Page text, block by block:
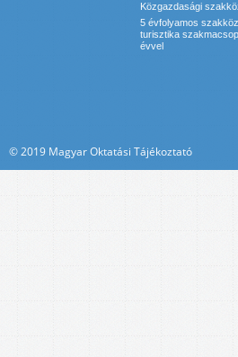
Közgazdasági
5 évfolyamos
turisztika
évvel
© 2019 Magyar Oktatási Tájékoztató